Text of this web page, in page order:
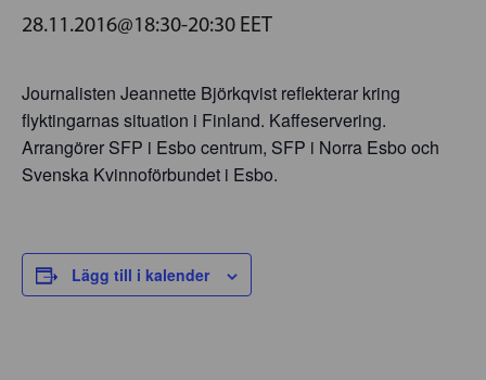
28.11.2016@18:30-20:30 EET
Journalisten Jeannette Björkqvist reflekterar kring
flyktingarnas situation i Finland. Kaffeservering.
Arrangörer SFP i Esbo centrum, SFP i Norra Esbo och
Svenska Kvinnoförbundet i Esbo.
Lägg till i kalender